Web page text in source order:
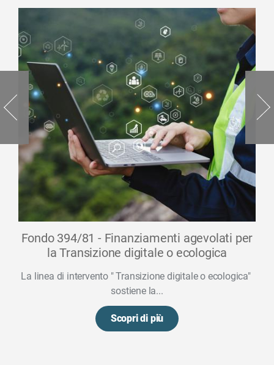
Fondo 394/81 - Finanziamenti agevolati per
la Transizione digitale o ecologica
La linea di intervento " Transizione digitale o ecologica"
sostiene la...
Scopri di più